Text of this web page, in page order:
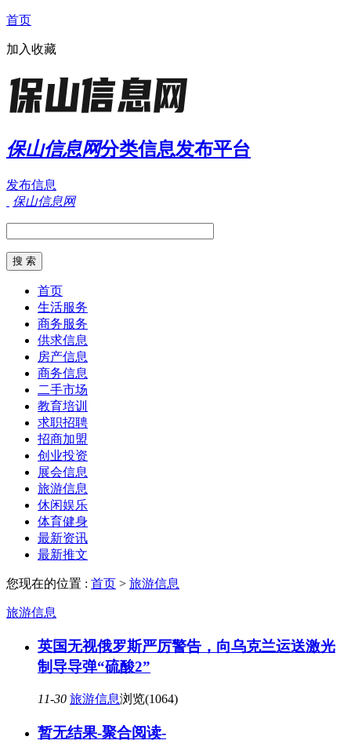
首页
加入收藏
保山信息网分类信息发布平台
发布信息
保山信息网
首页
生活服务
商务服务
供求信息
房产信息
商务信息
二手市场
教育培训
求职招聘
招商加盟
创业投资
展会信息
旅游信息
休闲娱乐
体育健身
最新资讯
最新推文
您现在的位置 : 首页 > 旅游信息
旅游信息
英国无视俄罗斯严厉警告，向乌克兰运送激光
制导导弹“硫酸2”
11-30 旅游信息浏览(1064)
暂无结果-聚合阅读-